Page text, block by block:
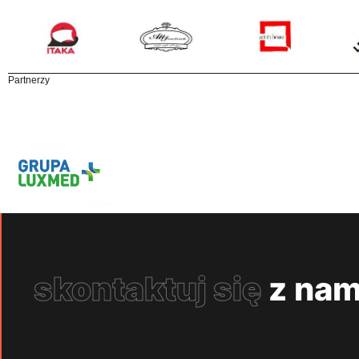
Partnerzy
skontaktuj się z